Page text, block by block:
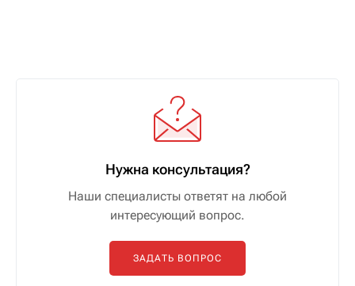
Нужна консультация?
Наши специалисты ответят на любой
интересующий вопрос.
ЗАДАТЬ ВОПРОС